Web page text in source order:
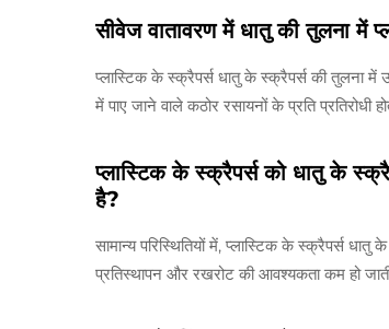
सीवेज वातावरण में धातु की तुलना में
प्लास्टिक के स्क्रैपर्स धातु के स्क्रैपर्स की तुलना
में पाए जाने वाले कठोर रसायनों के प्रति
प्लास्टिक के स्क्रैपर्स को धातु के
है?
सामान्य परिस्थितियों में, प्लास्टिक के स्क्रैपर्स
प्रतिस्थापन और रखरोट की आवश्यकता कम हो